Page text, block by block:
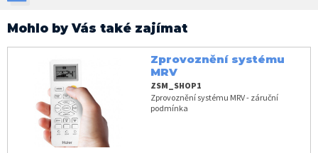
Mohlo by Vás také zajímat
Zprovoznění systému
MRV
ZSM_SHOP1
Zprovoznění systému MRV - záruční
podmínka